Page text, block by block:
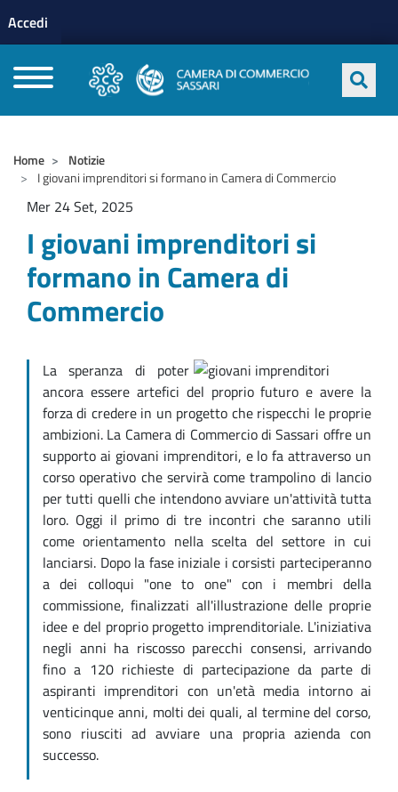
profilo utente
Accedi
Home
Notizie
I giovani imprenditori si formano in Camera di Commercio
Mer 24 Set, 2025
I giovani imprenditori si
formano in Camera di
Commercio
La speranza di poter
ancora essere artefici del proprio futuro e avere la
forza di credere in un progetto che rispecchi le proprie
ambizioni. La Camera di Commercio di Sassari offre un
supporto ai giovani imprenditori, e lo fa attraverso un
corso operativo che servirà come trampolino di lancio
per tutti quelli che intendono avviare un'attività tutta
loro. Oggi il primo di tre incontri che saranno utili
come orientamento nella scelta del settore in cui
lanciarsi. Dopo la fase iniziale i corsisti parteciperanno
a dei colloqui "one to one" con i membri della
commissione, finalizzati all'illustrazione delle proprie
idee e del proprio progetto imprenditoriale. L'iniziativa
negli anni ha riscosso parecchi consensi, arrivando
fino a 120 richieste di partecipazione da parte di
aspiranti imprenditori con un'età media intorno ai
venticinque anni, molti dei quali, al termine del corso,
sono riusciti ad avviare una propria azienda con
successo.